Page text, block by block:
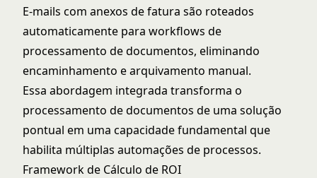
E-mails com anexos de fatura são roteados
automaticamente para workflows de
processamento de documentos, eliminando
encaminhamento e arquivamento manual.
Essa abordagem integrada transforma o
processamento de documentos de uma solução
pontual em uma capacidade fundamental que
habilita múltiplas automações de processos.
Framework de Cálculo de ROI